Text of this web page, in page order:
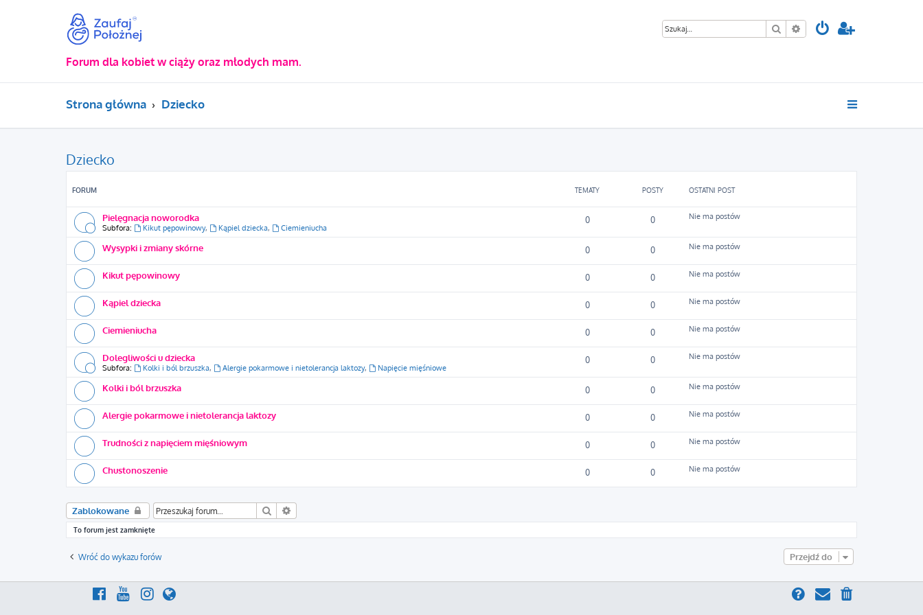
Szukaj Wyszukiwanie
Forum dla kobiet w ciąży oraz młodych mam.
Strona główna Dziecko
Dziecko
FORUM TEMATY POSTY OSTATNI POST
Pielęgnacja noworodka
Subfora: Kikut pępowinowy, Kąpiel dziecka, Ciemieniucha
0 0 Nie ma postów
Wysypki i zmiany skórne 0 0 Nie ma postów
Kikut pępowinowy 0 0 Nie ma postów
Kąpiel dziecka 0 0 Nie ma postów
Ciemieniucha 0 0 Nie ma postów
Dolegliwości u dziecka
Subfora: Kolki i ból brzuszka, Alergie pokarmowe i nietolerancja laktozy, Napięcie mięśniowe
0 0 Nie ma postów
Kolki i ból brzuszka 0 0 Nie ma postów
Alergie pokarmowe i nietolerancja laktozy 0 0 Nie ma postów
Trudności z napięciem mięśniowym 0 0 Nie ma postów
Chustonoszenie 0 0 Nie ma postów
Zablokowane Szukaj
To forum jest zamknięte
Wróć do wykazu forów Przejdź do